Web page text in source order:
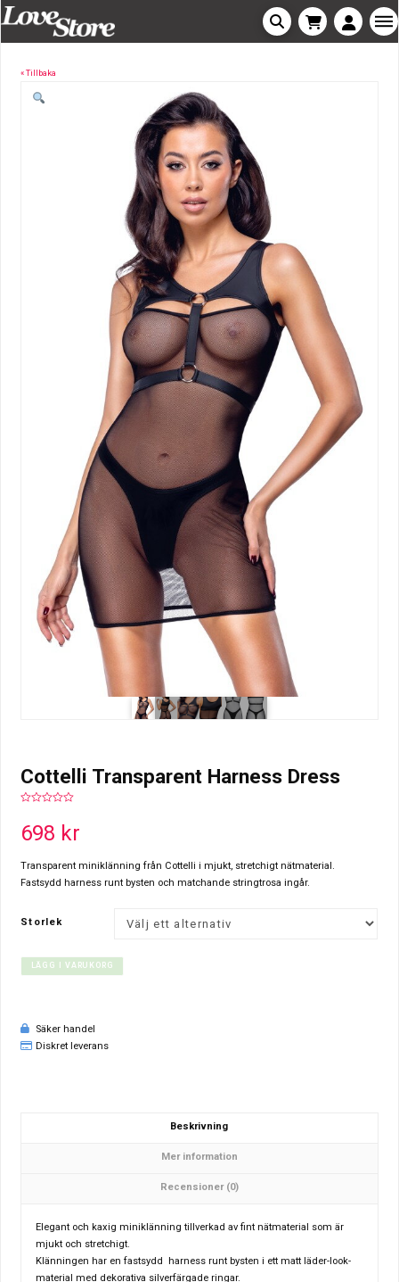
« Tillbaka
Cottelli Transparent Harness Dress
of
5
698 kr
Transparent miniklänning från Cottelli i mjukt, stretchigt nätmaterial.
Fastsydd harness runt bysten och matchande stringtrosa ingår.
Storlek
LÄGG I VARUKORG
Säker handel
Diskret leverans
Beskrivning
Mer information
Recensioner (0)
Elegant och kaxig miniklänning tillverkad av fint nätmaterial som är
mjukt och stretchigt.
Klänningen har en fastsydd harness runt bysten i ett matt läder-look-
material med dekorativa silverfärgade ringar.